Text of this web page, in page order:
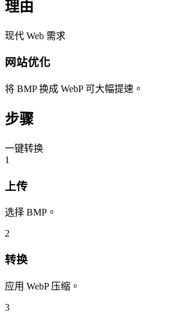
理由
现代 Web 需求
网站优化
将 BMP 换成 WebP 可大幅提速。
步骤
一键转换
1
上传
选择 BMP。
2
转换
应用 WebP 压缩。
3